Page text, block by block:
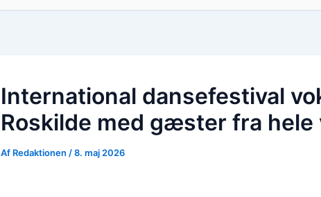
International dansefestival
Roskilde med gæster fra hele
Af Redaktionen /8. maj 2026